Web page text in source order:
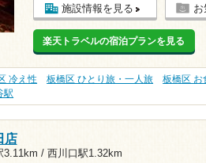
施設情報を見る
楽天トラベルの宿泊プランを見る
冷え性 板橋区 ひとり旅・一人旅 板橋区 お
駅
店
3.11km / 西川口駅1.32km